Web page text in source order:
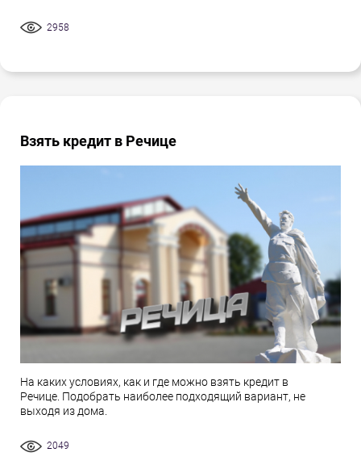
2958
Взять кредит в Речице
На каких условиях, как и где можно взять кредит в
Речице. Подобрать наиболее подходящий вариант, не
выходя из дома.
2049